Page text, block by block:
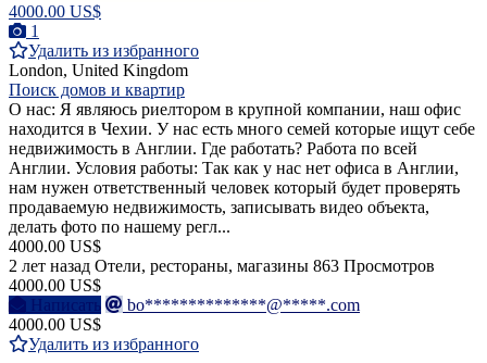
4000.00 US$
1
Удалить из избранного
London, United Kingdom
Поиск домов и квартир
О нас: Я являюсь риелтором в крупной компании, наш офис
находится в Чехии. У нас есть много семей которые ищут себе
недвижимость в Англии. Где работать? Работа по всей
Англии. Условия работы: Так как у нас нет офиса в Англии,
нам нужен ответственный человек который будет проверять
продаваемую недвижимость, записывать видео объекта,
делать фото по нашему регл...
4000.00 US$
2 лет назад Отели, рестораны, магазины 863 Просмотров
4000.00 US$
Написать
bo**************@*****.com
4000.00 US$
Удалить из избранного